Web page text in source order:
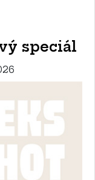
speciál